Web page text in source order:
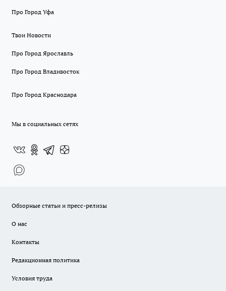
Про Город Уфа
Твои Новости
Про Город Ярославль
Про Город Владивосток
Про Город Краснодара
Мы в социальных сетях
Обзорные статьи и пресс-релизы
О нас
Контакты
Редакционная политика
Условия труда